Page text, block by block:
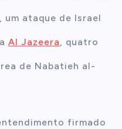
um ataque de Israel
aAl Jazeera, quatro
de Nabatieh al-
firmado